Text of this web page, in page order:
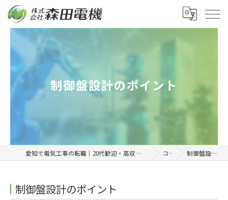
制御盤設計のポイント
愛知で電気工事の転職｜20代歓迎・高収入を目指せる正社員求人「株式会社森田電機」 コラム 制御盤設計のポイント
制御盤設計のポイント